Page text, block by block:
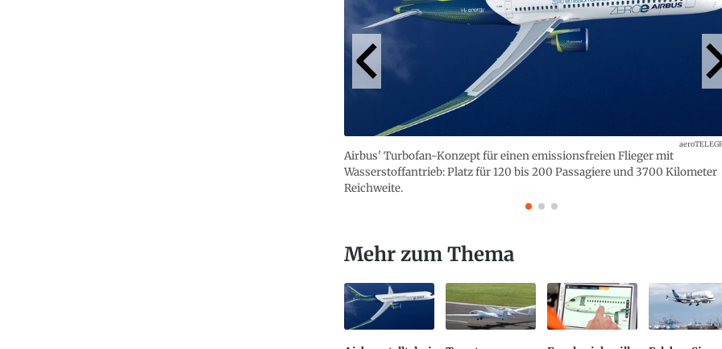
Airbus' Turbofan-Konzept für einen emissionsfreien Flieger mit
Wasserstoffantrieb: Platz für 120 bis 200 Passagiere und 3700 Kilometer
Reichweite.
Mehr zum Thema